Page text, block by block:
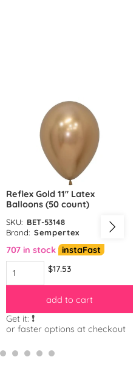
Reflex Gold 11″ Latex
Balloons (50 count)
SKU: BET-53148
Brand: Sempertex
707 in stock instaFast
$17.53
add to cart
Get it: ❗️
or faster options at checkout